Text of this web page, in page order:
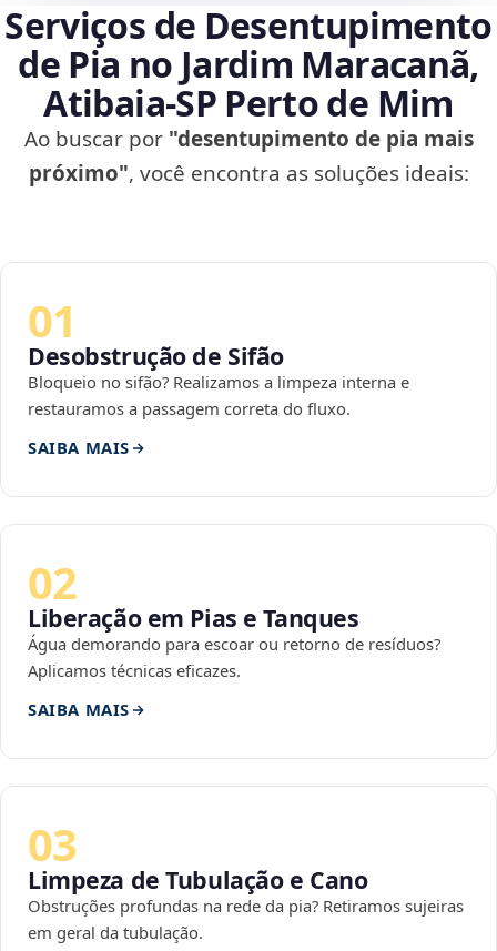
Serviços de Desentupimento
de Pia no Jardim Maracanã,
Atibaia‑SP Perto de Mim
Ao buscar por "desentupimento de pia mais
próximo", você encontra as soluções ideais:
01
Desobstrução de Sifão
Bloqueio no sifão? Realizamos a limpeza interna e
restauramos a passagem correta do fluxo.
SAIBA MAIS
02
Liberação em Pias e Tanques
Água demorando para escoar ou retorno de resíduos?
Aplicamos técnicas eficazes.
SAIBA MAIS
03
Limpeza de Tubulação e Cano
Obstruções profundas na rede da pia? Retiramos sujeiras
em geral da tubulação.